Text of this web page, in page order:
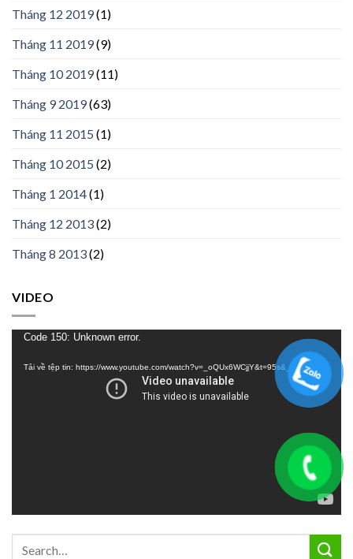
Tháng 12 2019(1)
Tháng 11 2019(9)
Tháng 10 2019(11)
Tháng 9 2019(63)
Tháng 11 2015 (1)
Tháng 10 2015 (2)
Tháng 1 2014(1)
Tháng 12 2013(2)
Tháng 8 2013(2)
VIDEO
Trình
Code 150: Unknown error.
Tải về tệp tin: https://www.youtube.com/watch?v=_oQUx6WCjjY&t=95s&_=1